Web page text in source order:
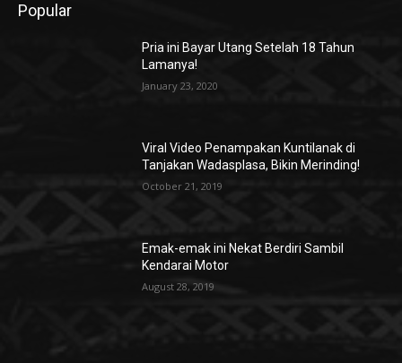
Popular
Pria ini Bayar Utang Setelah 18 Tahun
Lamanya!
January 23, 2020
Viral Video Penampakan Kuntilanak di
Tanjakan Wadasplasa, Bikin Merinding!
October 21, 2019
Emak-emak ini Nekat Berdiri Sambil
Kendarai Motor
August 28, 2019